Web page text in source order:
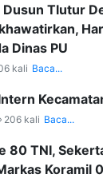
Tlutur
Dinas PU
kali Baca...
206 kali Baca...
80 TNI,
Koramil